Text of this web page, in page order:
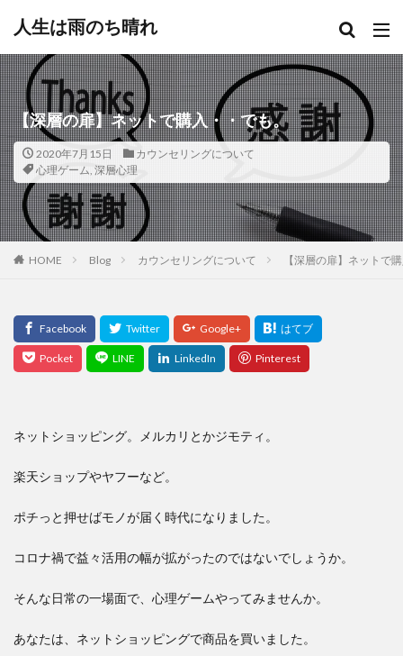
人生は雨のち晴れ
【深層の扉】ネットで購入・・でも。
2020年7月15日
カウンセリングについて
心理ゲーム, 深層心理
HOME Blog カウンセリングについて 【深層の扉】ネットで
ネットショッピング。メルカリとかジモティ。
楽天ショップやヤフーなど。
ポチっと押せばモノが届く時代になりました。
コロナ禍で益々活用の幅が拡がったのではないでしょうか。
そんな日常の一場面で、心理ゲームやってみませんか。
あなたは、ネットショッピングで商品を買いました。